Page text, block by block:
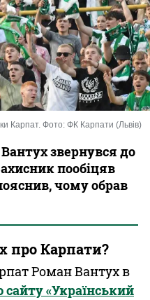
Карпат. Фото: ФК Карпати (Львів)
звернувся до
пообіцяв
чому обрав
про Карпати?
Роман Вантух в
«Український